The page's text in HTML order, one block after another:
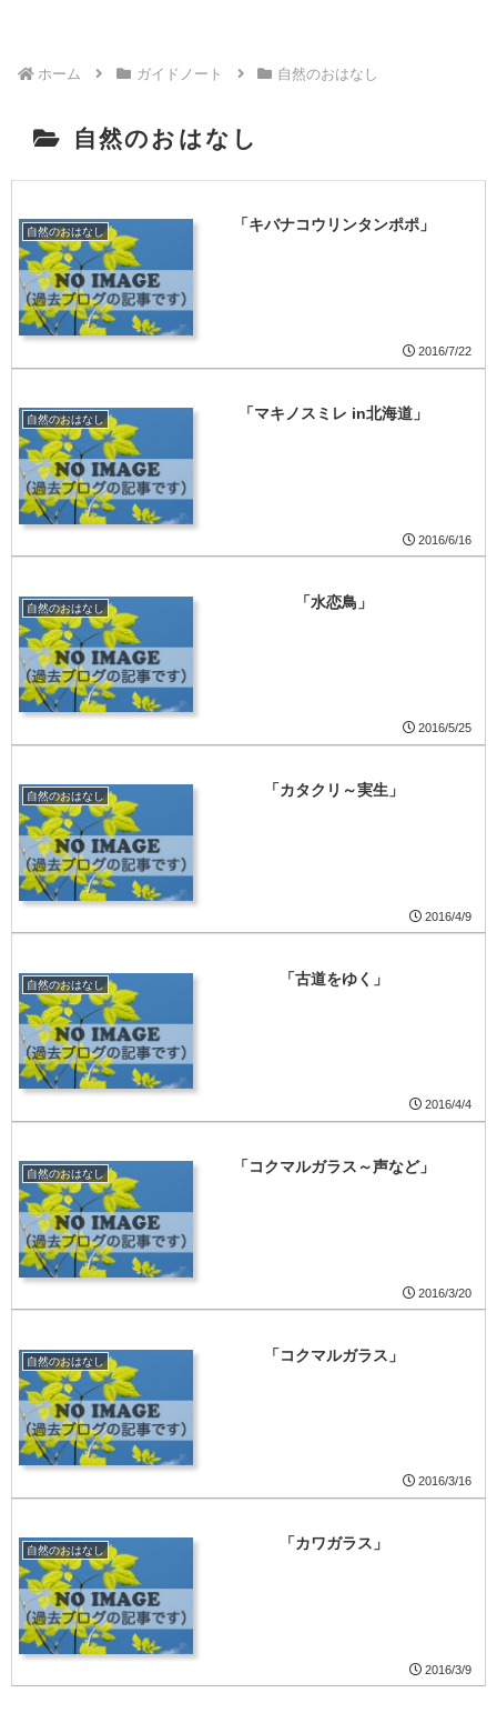
ホーム ガイドノート 自然のおはなし
自然のおはなし
自然のおはなし 「キバナコウリンタンポポ」
2016/7/22
自然のおはなし 「マキノスミレ in北海道」
2016/6/16
自然のおはなし 「水恋鳥」
2016/5/25
自然のおはなし 「カタクリ～実生」
2016/4/9
自然のおはなし 「古道をゆく」
2016/4/4
自然のおはなし 「コクマルガラス～声など」
2016/3/20
自然のおはなし 「コクマルガラス」
2016/3/16
自然のおはなし 「カワガラス」
2016/3/9